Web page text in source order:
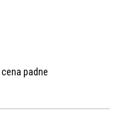
padne